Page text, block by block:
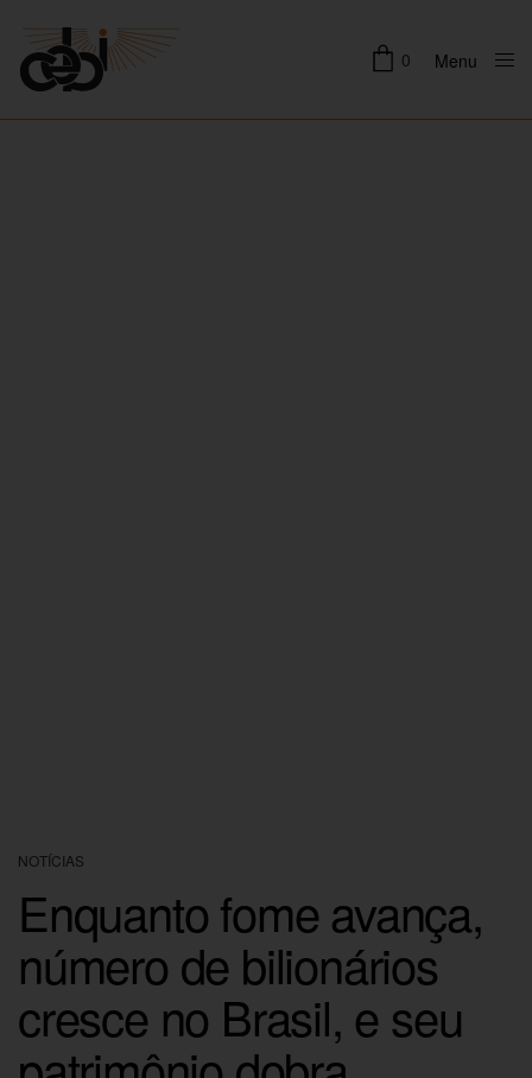
0 Menu
NOTÍCIAS
Enquanto fome avança,
número de bilionários
cresce no Brasil, e seu